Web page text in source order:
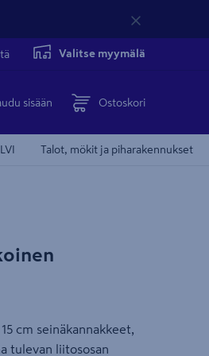
Valitse myymälä
sisään Ostoskori
LVI Talot, mökit ja piharakennukset
cm seinäkannakkeet,
tulevan liitososan